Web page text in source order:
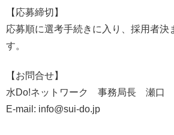
【応募締切】
応募順に選考手続きに入り、採用者決
す。
【お問合せ】
水Do!ネットワーク 事務局長 瀬口
E-mail: info@sui-do.jp